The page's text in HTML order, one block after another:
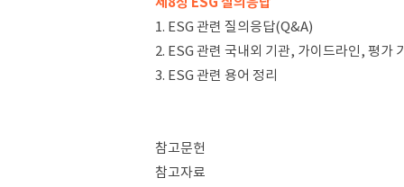
1. ESG 관련 질의응답(Q&A)
2. ESG 관련 국내외 기관, 가이드라인, 평가
3. ESG 관련 용어 정리
참고문헌
참고자료